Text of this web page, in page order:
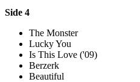
Side 4
The Monster
Lucky You
Is This Love ('09)
Berzerk
Beautiful